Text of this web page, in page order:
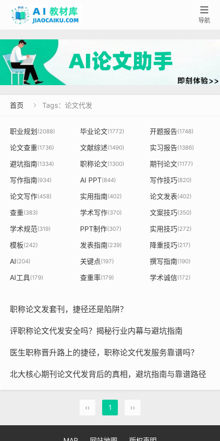

导航
首页  Tags：论文代发
职业规划(2088) 毕业论文(1772) 开题报告(1748)
论文查重(1736) 文献综述(1490) 实习报告(1386)
避坑指南(1334) 职称论文(1300) 期刊论文(1177)
写作指南(934) AI PPT(844) 写作技巧(820)
论文写作(458) 实用指南(402) 论文发表(402)
查重(383) 学术写作(370) 文案技巧(350)
学术规范(319) PPT制作(307) 实用技巧(272)
模板(242) 发表指南(239) 降重技巧(217)
AI(204) 关键点(197) 撰写指南(190)
AI工具(179) 查重率(179) 学术诚信(172)
职称论文发套刊，捷径还是陷阱？
评职称论文代发安全吗？揭秘行业内幕与避坑指南
医生职称晋升路上的捷径，职称论文代发服务靠谱吗？
北大核心期刊论文代发背后的真相，避坑指南与靠谱路径
‹‹ 1 ››